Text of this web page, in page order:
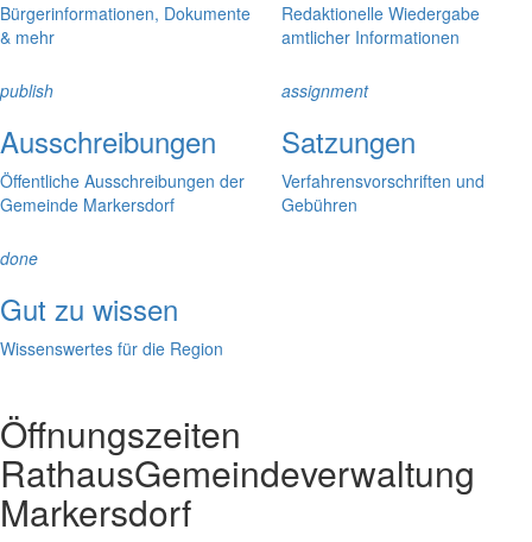
Bürgerinformationen, Dokumente
& mehr
Redaktionelle Wiedergabe
amtlicher Informationen
publish
Ausschreibungen
Öffentliche Ausschreibungen der
Gemeinde Markersdorf
assignment
Satzungen
Verfahrensvorschriften und
Gebühren
done
Gut zu wissen
Wissenswertes für die Region
Öffnungszeiten
RathausGemeindeverwaltung
Markersdorf